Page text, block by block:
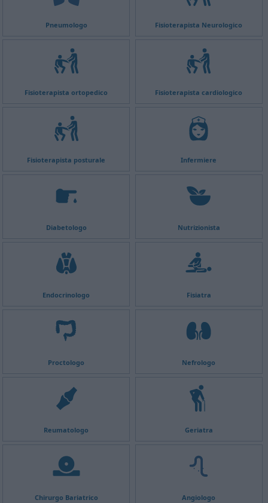
Pneumologo Fisioterapista Neurologico
Fisioterapista ortopedico Fisioterapista cardiologico
Fisioterapista posturale Infermiere
Diabetologo Nutrizionista
Endocrinologo Fisiatra
Proctologo Nefrologo
Reumatologo Geriatra
Chirurgo Bariatrico Angiologo